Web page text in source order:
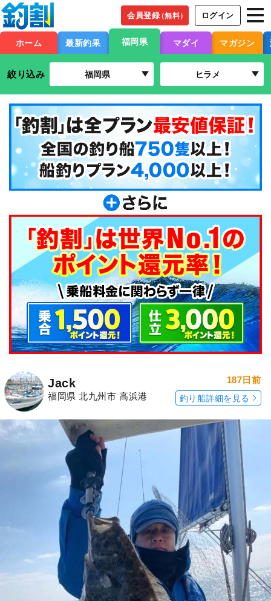
会員登録（無料） ログイン
ホーム 最新釣果 福岡県 マダイ マガジン
絞り込み 福岡県 ヒラメ
Jack
福岡県 北九州市 高浜港
187日前
釣り船詳細を見る